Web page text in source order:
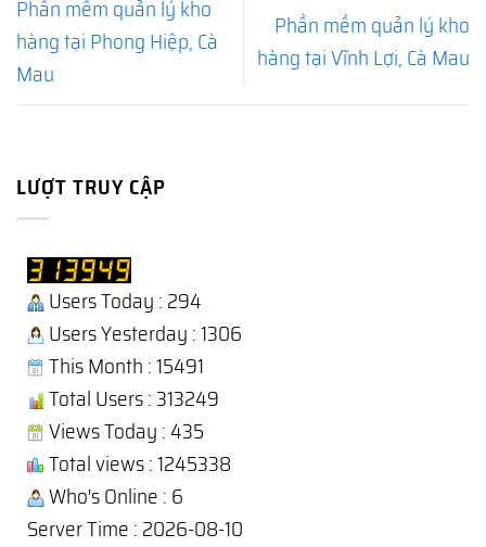
Phần mềm quản lý kho
hàng tại Phong Hiệp, Cà
Mau
Phần mềm quản lý kho
hàng tại Vĩnh Lợi, Cà Mau
LƯỢT TRUY CẬP
Users Today : 294
Users Yesterday : 1306
This Month : 15491
Total Users : 313249
Views Today : 435
Total views : 1245338
Who's Online : 6
Server Time : 2026-08-10